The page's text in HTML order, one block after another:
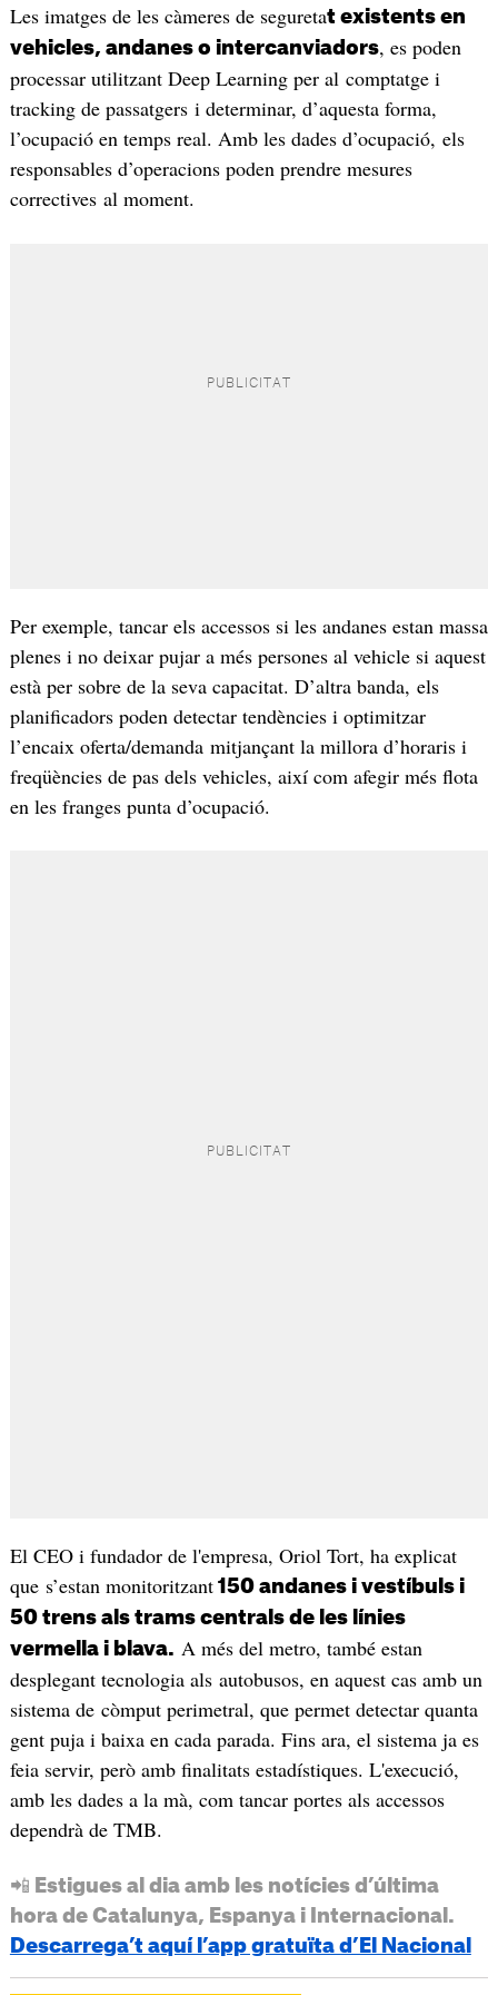
Les imatges de les càmeres de seguretat existents en
vehicles, andanes o intercanviadors, es poden
processar utilitzant Deep Learning per al comptatge i
tracking de passatgers i determinar, d’aquesta forma,
l’ocupació en temps real. Amb les dades d’ocupació, els
responsables d’operacions poden prendre mesures
correctives al moment.
Per exemple, tancar els accessos si les andanes estan massa
plenes i no deixar pujar a més persones al vehicle si aquest
està per sobre de la seva capacitat. D’altra banda, els
planificadors poden detectar tendències i optimitzar
l’encaix oferta/demanda mitjançant la millora d’horaris i
freqüències de pas dels vehicles, així com afegir més flota
en les franges punta d’ocupació.
El CEO i fundador de l'empresa, Oriol Tort, ha explicat
que s’estan monitoritzant150 andanes i vestíbuls i
50 trens als trams centrals de les línies
vermella i blava. A més del metro, també estan
desplegant tecnologia als autobusos, en aquest cas amb un
sistema de còmput perimetral, que permet detectar quanta
gent puja i baixa en cada parada. Fins ara, el sistema ja es
feia servir, però amb finalitats estadístiques. L'execució,
amb les dades a la mà, com tancar portes als accessos
dependrà de TMB.
📲 Estigues al dia amb les notícies d’última
hora de Catalunya, Espanya i Internacional.
Descarrega’t aquí l’app gratuïta d’El Nacional